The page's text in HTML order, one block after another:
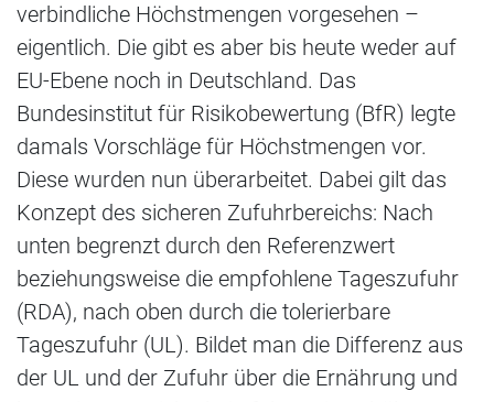
verbindliche Höchstmengen vorgesehen –
eigentlich. Die gibt es aber bis heute weder auf
EU-Ebene noch in Deutschland. Das
Bundesinstitut für Risikobewertung (BfR) legte
damals Vorschläge für Höchstmengen vor.
Diese wurden nun überarbeitet. Dabei gilt das
Konzept des sicheren Zufuhrbereichs: Nach
unten begrenzt durch den Referenzwert
beziehungsweise die empfohlene Tageszufuhr
(RDA), nach oben durch die tolerierbare
Tageszufuhr (UL). Bildet man die Differenz aus
der UL und der Zufuhr über die Ernährung und